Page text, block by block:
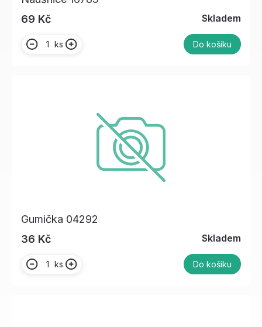
69 Kč
Skladem
ks Do košíku
Gumička 04292
36 Kč
Skladem
ks Do košíku